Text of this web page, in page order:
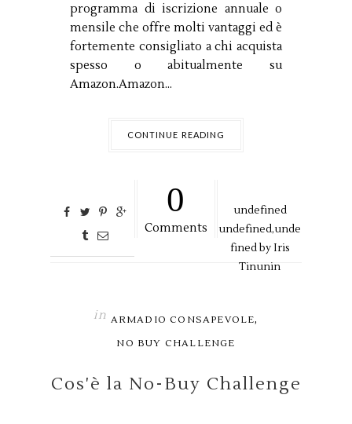
programma di iscrizione annuale o
mensile che offre molti vantaggi ed è
fortemente consigliato a chi acquista
spesso o abitualmente su
Amazon.Amazon...
CONTINUE READING
0
Comments
undefined
undefined,unde
fined byIris
Tinunin
in ARMADIO CONSAPEVOLE,
NO BUY CHALLENGE
Cos'è la No-Buy Challenge